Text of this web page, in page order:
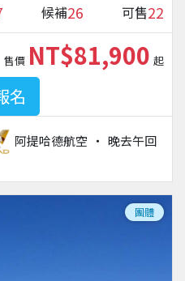
候補26 可售22
阿提哈德航空 晚去午回
售價 NT$81,900 起
名
團體